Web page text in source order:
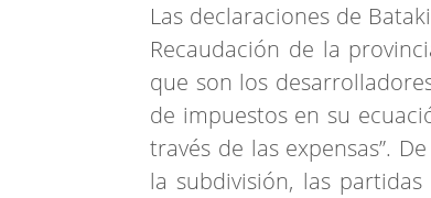
Las declaraciones de
Recaudación de la
que son los
de impuestos en su
través de las expensas”.
la subdivisión, las